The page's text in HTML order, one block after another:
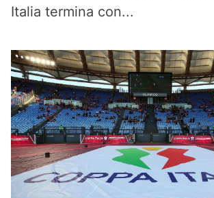
Italia termina con...